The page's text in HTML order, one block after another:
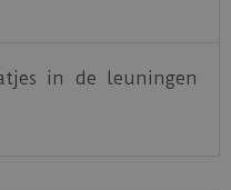
in de leuningen